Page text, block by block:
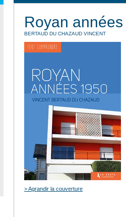
Royan
BERTAUD DU CHAZAUD VINCENT
> Agrandir la couverture